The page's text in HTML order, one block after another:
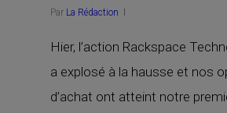
Par La Rédaction
Hier, l’action Rackspace
a explosé à la hausse et nos
d’achat ont atteint notre